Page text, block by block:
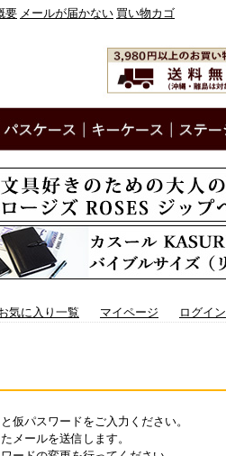
要 メールが届かない 買い物カゴ
気に入り一覧 マイページ ログイン
仮パスワードをご入力ください。
メールを送信します。